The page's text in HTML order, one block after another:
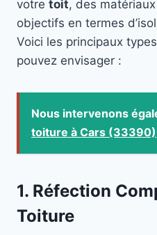
votre toit, des
objectifs en termes
Voici les principaux
pouvez envisager :
Nous intervenons
toiture à Cars (33390)
1. Réfection
Toiture